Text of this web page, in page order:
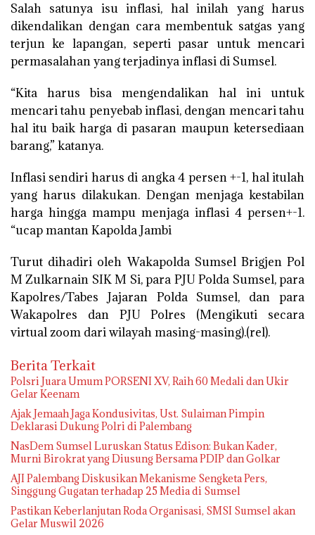
Salah satunya isu inflasi, hal inilah yang harus
dikendalikan dengan cara membentuk satgas yang
terjun ke lapangan, seperti pasar untuk mencari
permasalahan yang terjadinya inflasi di Sumsel.
“Kita harus bisa mengendalikan hal ini untuk
mencari tahu penyebab inflasi, dengan mencari tahu
hal itu baik harga di pasaran maupun ketersediaan
barang,” katanya.
Inflasi sendiri harus di angka 4 persen +-1, hal itulah
yang harus dilakukan. Dengan menjaga kestabilan
harga hingga mampu menjaga inflasi 4 persen+-1.
“ucap mantan Kapolda Jambi
Turut dihadiri oleh Wakapolda Sumsel Brigjen Pol
M Zulkarnain SIK M Si, para PJU Polda Sumsel, para
Kapolres/Tabes Jajaran Polda Sumsel, dan para
Wakapolres dan PJU Polres (Mengikuti secara
virtual zoom dari wilayah masing-masing).(rel).
Berita Terkait
Polsri Juara Umum PORSENI XV, Raih 60 Medali dan Ukir
Gelar Keenam
Ajak Jemaah Jaga Kondusivitas, Ust. Sulaiman Pimpin
Deklarasi Dukung Polri di Palembang
NasDem Sumsel Luruskan Status Edison: Bukan Kader,
Murni Birokrat yang Diusung Bersama PDIP dan Golkar
AJI Palembang Diskusikan Mekanisme Sengketa Pers,
Singgung Gugatan terhadap 25 Media di Sumsel
Pastikan Keberlanjutan Roda Organisasi, SMSI Sumsel akan
Gelar Muswil 2026